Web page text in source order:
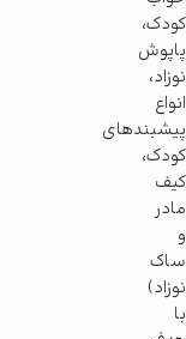
کودک،
پاپوش
نوزاد،
انواع
پیشبندهای
کودک،
کیف
مادر
و
ساک
نوزاد)
با